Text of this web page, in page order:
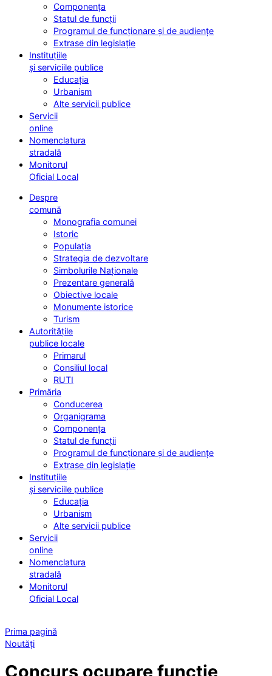
Componența
Statul de funcții
Programul de funcționare și de audiențe
Extrase din legislație
Instituțiile
și serviciile publice
Educația
Urbanism
Alte servicii publice
Servicii
online
Nomenclatura
stradală
Monitorul
Oficial Local
Despre
comună
Monografia comunei
Istoric
Populația
Strategia de dezvoltare
Simbolurile Naționale
Prezentare generală
Obiective locale
Monumente istorice
Turism
Autoritățile
publice locale
Primarul
Consiliul local
RUTI
Primăria
Conducerea
Organigrama
Componența
Statul de funcții
Programul de funcționare și de audiențe
Extrase din legislație
Instituțiile
și serviciile publice
Educația
Urbanism
Alte servicii publice
Servicii
online
Nomenclatura
stradală
Monitorul
Oficial Local
Prima pagină
Noutăți
Concurs ocupare funcție